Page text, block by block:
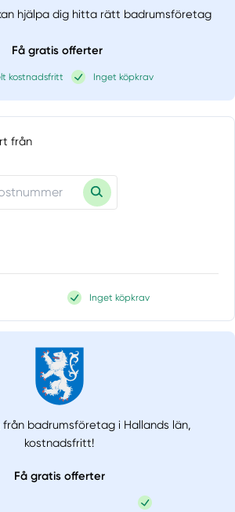
hjälpa dig hitta rätt badrumsföretag
Få gratis offerter
kostnadsfritt Inget köpkrav
från
Inget köpkrav
från badrumsföretag i Hallands län,
kostnadsfritt!
Få gratis offerter